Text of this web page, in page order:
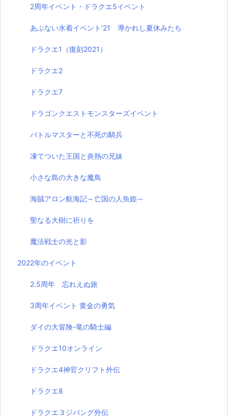
2周年イベント・ドラクエ5イベント
あぶない水着イベント’21 導かれし夏休みたち
ドラクエ1（復刻2021）
ドラクエ2
ドラクエ7
ドラゴンクエストモンスターズイベント
バトルマスターと不死の騎兵
凍てついた王国と炎熱の兄妹
小さな島の大きな魔鳥
海賊アロン航海記～亡国の人魚姫～
聖なる大樹に祈りを
魔法戦士の光と影
2022年のイベント
2.5周年 忘れえぬ旅
3周年イベント 黄金の勇気
ダイの大冒険-竜の騎士編
ドラクエ10オンライン
ドラクエ4神官クリフト外伝
ドラクエ8
ドラクエ３ジパング外伝